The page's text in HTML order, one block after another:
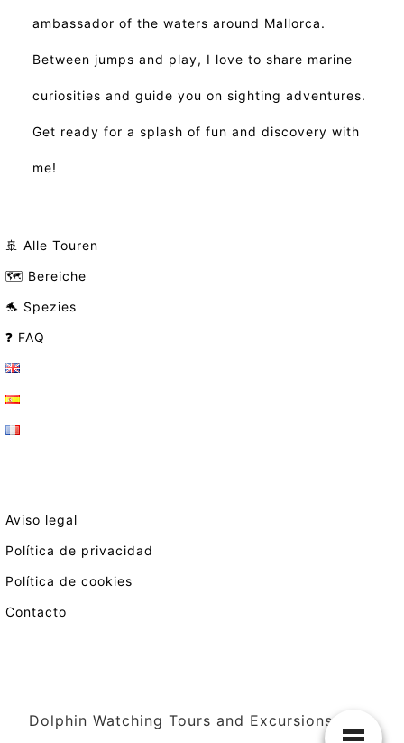
ambassador of the waters around Mallorca.
Between jumps and play, I love to share marine
curiosities and guide you on sighting adventures.
Get ready for a splash of fun and discovery with
me!
🚢 Alle Touren
🗺️ Bereiche
🐬 Spezies
❓ FAQ
Aviso legal
Política de privacidad
Política de cookies
Contacto
Dolphin Watching Tours and Excursions in